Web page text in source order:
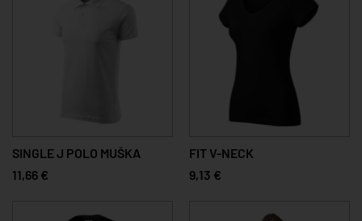
SINGLE J POLO MUŠKA
11,66 €
FIT V-NECK
9,13 €